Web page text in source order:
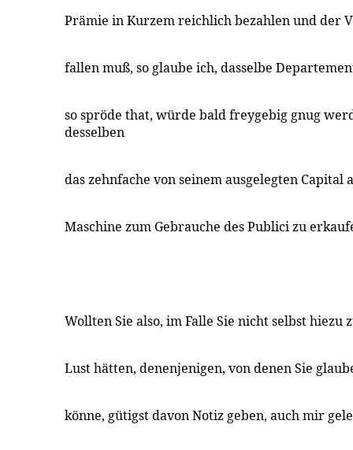
Prämie in Kurzem reichlich bezahlen und der
fallen muß, so glaube ich, dasselbe
so spröde that, würde bald freygebig gnug
desselben
das zehnfache von seinem ausgelegten Capital
Maschine zum Gebrauche des Publici zu
Wollten Sie also, im Falle Sie nicht selbst hiezu
Lust hätten, denenjenigen, von denen Sie
könne, gütigst davon Notiz geben, auch mir